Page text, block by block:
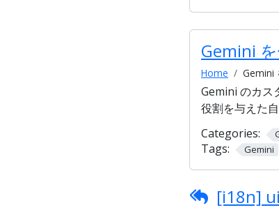
Gemini
Home Gemini
Gemini のカス
役割を与えた
Categories:
Tags: Gemini
[i18n]